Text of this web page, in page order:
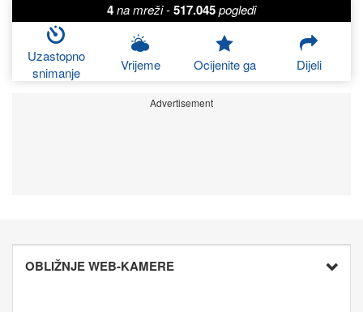
4na mreži-517.045pogledi
Uzastopno
snimanje
Vrijeme Ocijenite ga Dijeli
Advertisement
OBLIŽNJE WEB-KAMERE